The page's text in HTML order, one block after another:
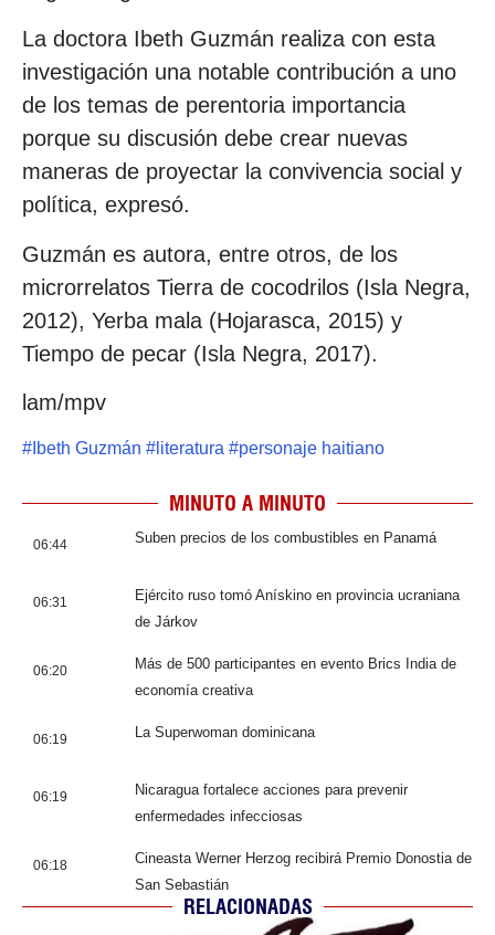
La doctora Ibeth Guzmán realiza con esta
investigación una notable contribución a uno
de los temas de perentoria importancia
porque su discusión debe crear nuevas
maneras de proyectar la convivencia social y
política, expresó.
Guzmán es autora, entre otros, de los
microrrelatos Tierra de cocodrilos (Isla Negra,
2012), Yerba mala (Hojarasca, 2015) y
Tiempo de pecar (Isla Negra, 2017).
lam/mpv
# Ibeth Guzmán # literatura #personaje haitiano
MINUTO A MINUTO
06:44 Suben precios de los combustibles en Panamá
06:31
Ejército ruso tomó Anískino en provincia ucraniana
de Járkov
06:20
Más de 500 participantes en evento Brics India de
economía creativa
06:19 La Superwoman dominicana
06:19
Nicaragua fortalece acciones para prevenir
enfermedades infecciosas
06:18
Cineasta Werner Herzog recibirá Premio Donostia de
San Sebastián
RELACIONADAS